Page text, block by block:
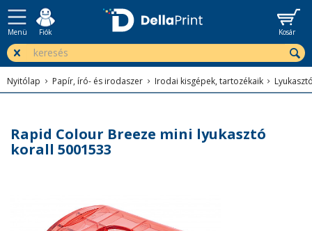
Menü Fiók Kosár
Nyitólap Papír, író- és irodaszer Irodai kisgépek, tartozékaik
Rapid Colour Breeze mini lyukasztó
korall 5001533